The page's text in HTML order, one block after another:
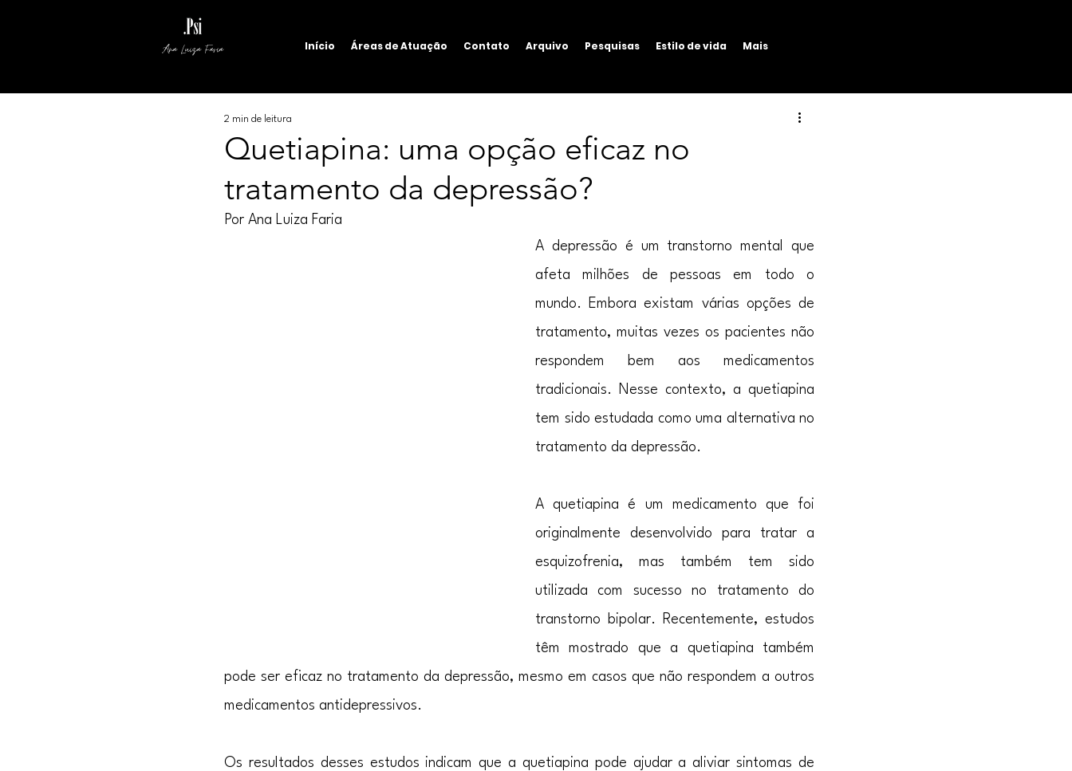
Ana Luiza Faria Início Áreas de Atuação Contato Arquivo Pesquisas Estilo de vida Mais
Quetiapina: uma opção eficaz no
tratamento da depressão?
2 min de leitura
Por Ana Luiza Faria
A depressão é um transtorno mental que
afeta milhões de pessoas em todo o
mundo. Embora existam várias opções de
tratamento, muitas vezes os pacientes não
respondem bem aos medicamentos
tradicionais. Nesse contexto, a quetiapina
tem sido estudada como uma alternativa no
tratamento da depressão.
A quetiapina é um medicamento que foi
originalmente desenvolvido para tratar a
esquizofrenia, mas também tem sido
utilizada com sucesso no tratamento do
transtorno bipolar. Recentemente, estudos
têm mostrado que a quetiapina também
pode ser eficaz no tratamento da depressão, mesmo em casos que não respondem a outros
medicamentos antidepressivos.
Os resultados desses estudos indicam que a quetiapina pode ajudar a aliviar sintomas de